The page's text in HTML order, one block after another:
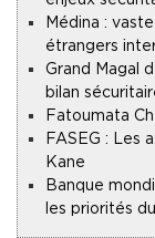
Médina :
étrangers
Grand Magal
bilan
Fatoumata
FASEG : Les
Kane
Banque
les priorités